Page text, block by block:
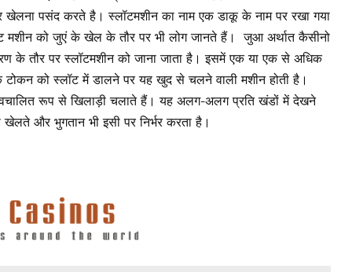
खेलना पसंद करते है। स्लॉटमशीन का नाम एक डाकू के नाम पर रखा गया
मशीन को जुएं के खेल के तौर पर भी लोग जानते हैं। जुआ अर्थात कैसीनो
के तौर पर स्लॉटमशीन को जाना जाता है। इसमें एक या एक से अधिक
टोकन को स्लॉट में डालने पर यह खुद से चलने वाली मशीन होती है।
रूप से खिलाड़ी चलाते हैं। यह अलग-अलग प्रति खंडों में देखने
और भुगतान भी इसी पर निर्भर करता है।